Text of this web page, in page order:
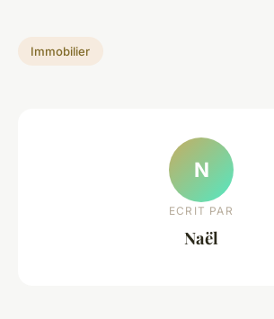
Immobilier
N
ECRIT PAR
Naël